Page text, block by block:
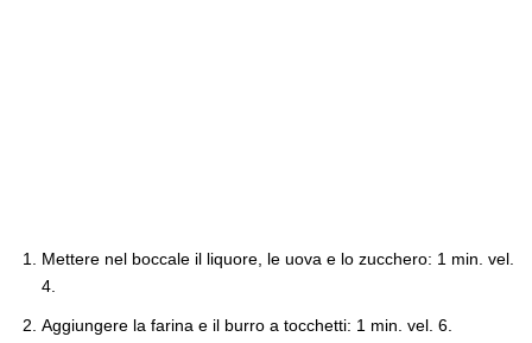
Mettere nel boccale il liquore, le uova e lo zucchero: 1 min. vel.
4.
Aggiungere la farina e il burro a tocchetti: 1 min. vel. 6.